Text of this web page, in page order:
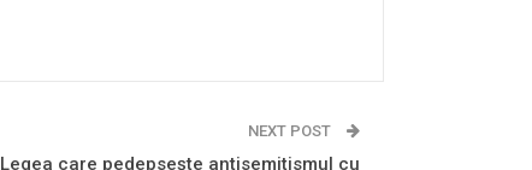
NEXT POST
Legea care pedepsește antisemitismul cu